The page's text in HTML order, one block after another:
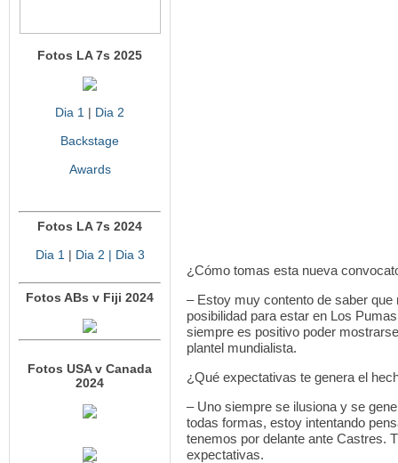
Fotos LA 7s 2025
Dia 1 | Dia 2
Backstage
Awards
Fotos LA 7s 2024
Dia 1 | Dia 2 | Dia 3
Fotos ABs v Fiji 2024
Fotos USA v Canada
2024
¿Cómo tomas esta nueva
– Estoy muy contento de saber
posibilidad para estar en Los
siempre es positivo poder
plantel mundialista.
¿Qué expectativas te genera el
– Uno siempre se ilusiona y se
todas formas, estoy intentando
tenemos por delante ante Castres.
expectativas.